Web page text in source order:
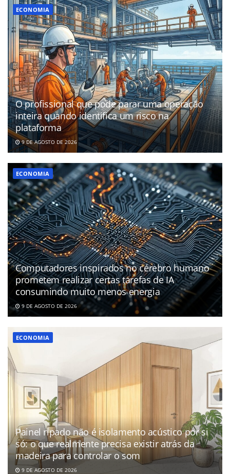
ECONOMIA
O profissional que pode parar uma operação
inteira quando identifica um risco na
plataforma
9 DE AGOSTO DE 2026
ECONOMIA
Computadores inspirados no cérebro humano
prometem realizar certas tarefas de IA
consumindo muito menos energia
9 DE AGOSTO DE 2026
ECONOMIA
Painel ripado não é isolamento acústico por si
só: o que realmente precisa existir atrás da
madeira para controlar o som
9 DE AGOSTO DE 2026